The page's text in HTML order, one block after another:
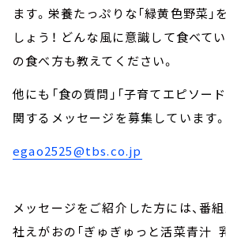
ます。栄養たっぷりな「緑黄色野菜」
しょう！ どんな風に意識して食べて
の食べ方も教えてください。
他にも「食の質問」「子育てエピソー
関するメッセージを募集しています。
egao2525@tbs.co.jp
メッセージをご紹介した方には、番
社えがおの「ぎゅぎゅっと活菜青汁